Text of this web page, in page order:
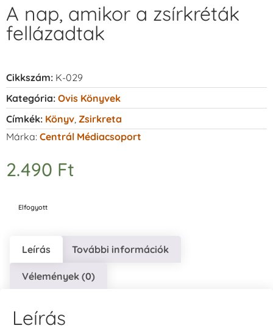
A nap, amikor a zsírkréták
fellázadtak
Cikkszám: K-029
Kategória: Ovis Könyvek
Címkék: Könyv Zsirkreta
Márka: Centrál Médiacsoport
2.490 Ft
Elfogyott
Leírás További információk
Vélemények (0)
Leírás